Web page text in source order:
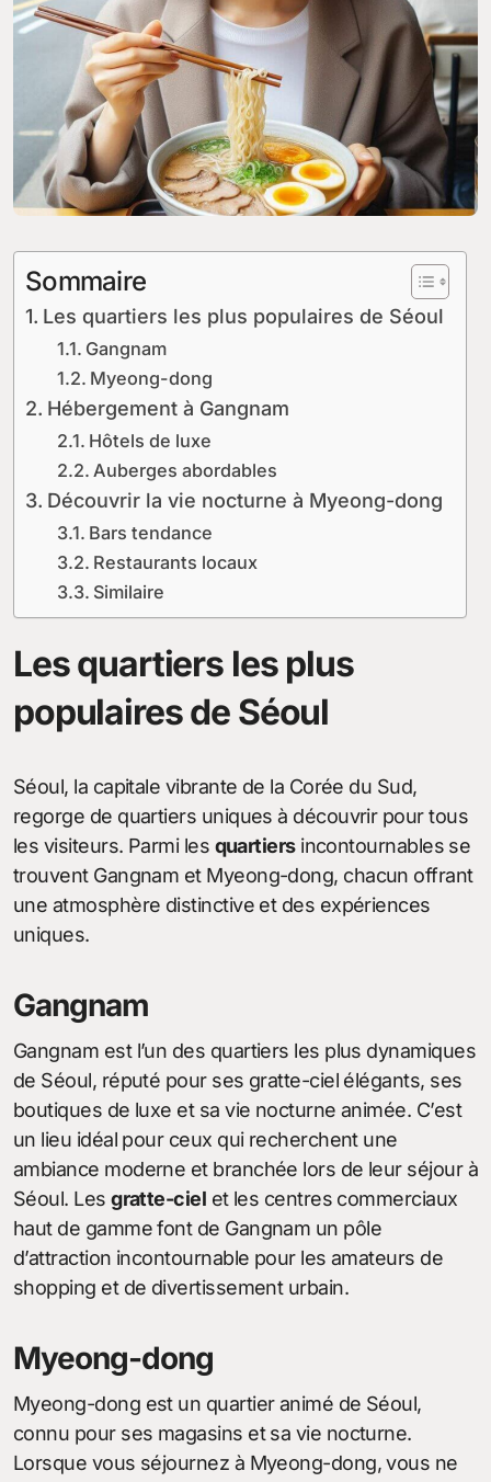
Sommaire
Les quartiers les plus populaires de Séoul
Gangnam
Myeong-dong
Hébergement à Gangnam
Hôtels de luxe
Auberges abordables
Découvrir la vie nocturne à Myeong-dong
Bars tendance
Restaurants locaux
Similaire
Les quartiers les plus
populaires de Séoul
Séoul, la capitale vibrante de la Corée du Sud,
regorge de quartiers uniques à découvrir pour tous
les visiteurs. Parmi les quartiersincontournables se
trouvent Gangnam et Myeong-dong, chacun offrant
une atmosphère distinctive et des expériences
uniques.
Gangnam
Gangnam est l’un des quartiers les plus dynamiques
de Séoul, réputé pour ses gratte-ciel élégants, ses
boutiques de luxe et sa vie nocturne animée. C’est
un lieu idéal pour ceux qui recherchent une
ambiance moderne et branchée lors de leur séjour à
Séoul. Lesgratte-ciel et les centres commerciaux
haut de gamme font de Gangnam un pôle
d’attraction incontournable pour les amateurs de
shopping et de divertissement urbain.
Myeong-dong
Myeong-dong est un quartier animé de Séoul,
connu pour ses magasins et sa vie nocturne.
Lorsque vous séjournez à Myeong-dong, vous ne